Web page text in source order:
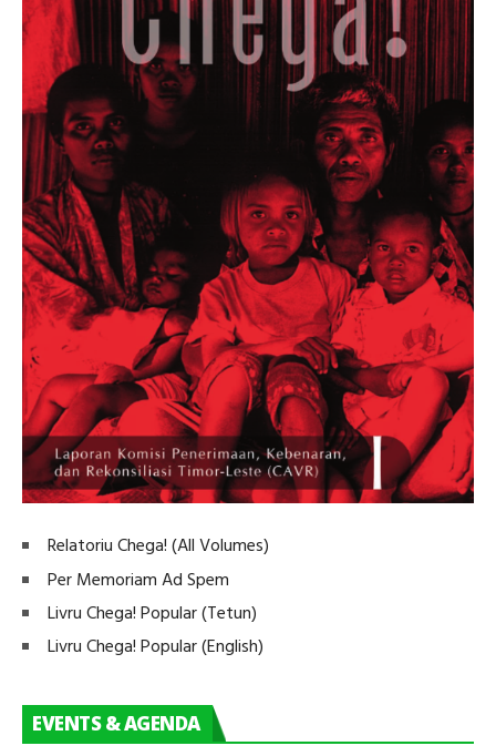
Relatoriu Chega! (All Volumes)
Per Memoriam Ad Spem
Livru Chega! Popular (Tetun)
Livru Chega! Popular (English)
EVENTS & AGENDA